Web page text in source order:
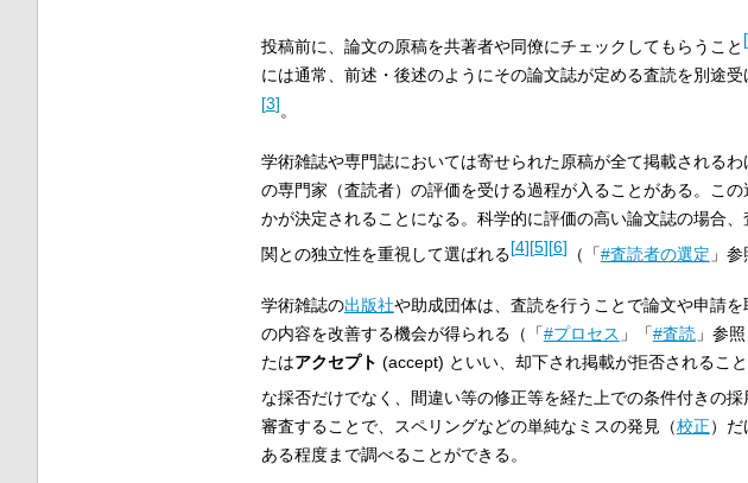
投稿前に、論文の原稿を共著者や同僚にチェックしてもらうこと [
には通常、前述・後述のようにその論文誌が定める査読を別途
[3]。
学術雑誌や専門誌においては寄せられた原稿が全て掲載される
の専門家（査読者）の評価を受ける過程が入ることがある。こ
かが決定されることになる。科学的に評価の高い論文誌の場合
関との独立性を重視して選ばれる[4][5][6] （「#査読者の選定 」参
学術雑誌の出版社や助成団体は、査読を行うことで論文や申請
の内容を改善する機会が得られる（「#プロセス 」「#査読 」参
たはアクセプト (accept) といい、却下され掲載が拒否されるこ
な採否だけでなく、間違い等の修正等を経た上での条件付きの
審査することで、スペリングなどの単純なミスの発見（校正）
ある程度まで調べることができる。